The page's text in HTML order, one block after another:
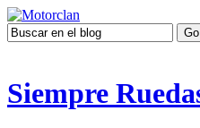
Siempre